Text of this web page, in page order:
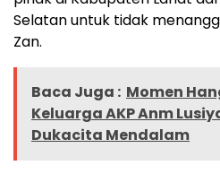
Selatan untuk tidak
Zan.
Baca Juga : Momen
Keluarga AKP Anm
Dukacita Mendalam